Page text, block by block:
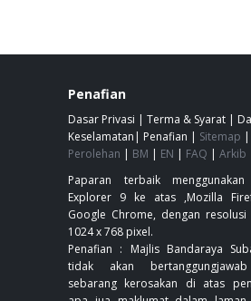
Penafian
Dasar Privasi | Terma & Syarat |
Keselamatan | Penafian | Sitemap |
Perolehan | BM | EN | FAQ | Arkib
Paparan terbaik
Explorer 9 ke atas ,Mozilla
Google Chrome, dengan resolusi
1024 x 768 pixel.
Penafian : Majlis Bandaraya
tidak akan
sebarang kerosakan di atas